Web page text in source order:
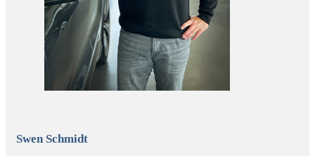
Swen Schmidt